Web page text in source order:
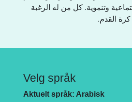
وتنموية. كل من له الرغبة
كرة القدم.
Velg språk
Aktuelt språk: Arabisk